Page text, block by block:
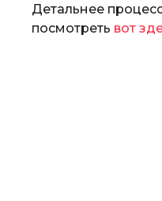
Детальнее
посмотреть вот